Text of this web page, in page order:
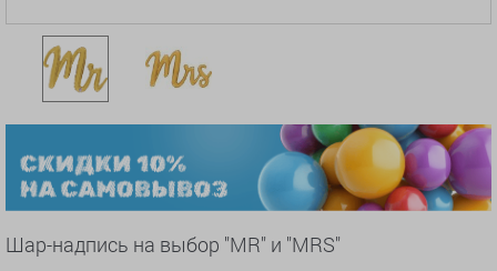
Шар-надпись на выбор "MR" и "MRS"